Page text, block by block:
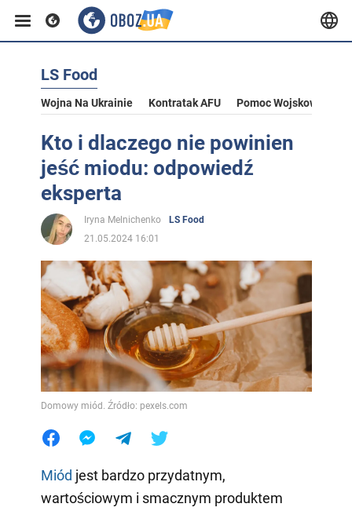
LS Food
Wojna Na Ukrainie Kontratak AFU Pomoc Wojskowa Dla
Kto i dlaczego nie powinien
jeść miodu: odpowiedź
eksperta
Iryna Melnichenko
LS Food
21.05.2024 16:01
Domowy miód. Źródło: pexels.com
Miód jest bardzo przydatnym,
wartościowym i smacznym produktem